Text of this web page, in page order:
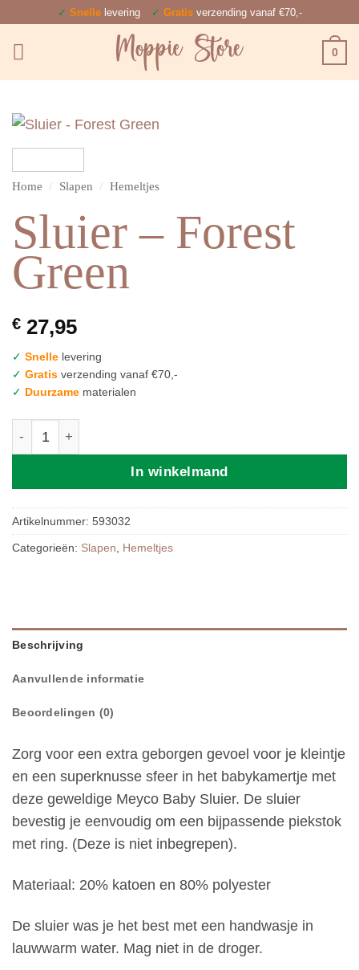
inhoud
✓ Snellelevering ✓ Gratisverzending vanaf €70,-
0
Home / Slapen / Hemeltjes
Sluier – Forest
Green
€ 27,95
✓ Snelle levering
✓ Gratis verzending vanaf €70,-
✓ Duurzame materialen
In winkelmand
Artikelnummer: 593032
Categorieën: Slapen Hemeltjes
Beschrijving
Aanvullende informatie
Beoordelingen (0)
Zorg voor een extra geborgen gevoel voor je kleintje
en een superknusse sfeer in het babykamertje met
deze geweldige Meyco Baby Sluier. De sluier
bevestig je eenvoudig om een bijpassende piekstok
met ring. (Deze is niet inbegrepen).
Materiaal: 20% katoen en 80% polyester
De sluier was je het best met een handwasje in
lauwwarm water. Mag niet in de droger.